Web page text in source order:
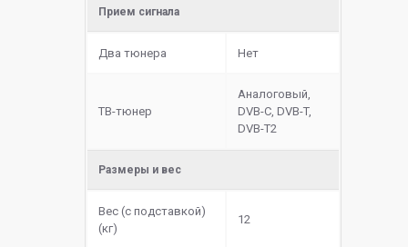
Прием сигнала
Два тюнера Нет
ТВ-тюнер
Аналоговый,
DVB-C, DVB-T,
DVB-T2
Размеры и вес
Вес (с подставкой)
(кг)
12